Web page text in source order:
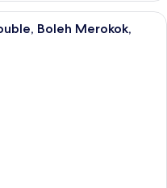
katun Mesir, seprai premium,
Boleh Merokok,